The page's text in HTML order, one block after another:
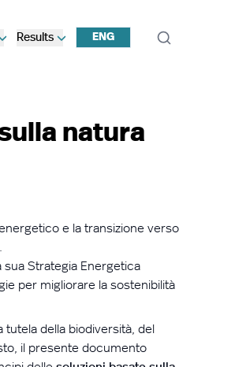
Results ENG
natura
e la transizione verso
sua Strategia Energetica
per migliorare la sostenibilità
della biodiversità, del
il presente documento